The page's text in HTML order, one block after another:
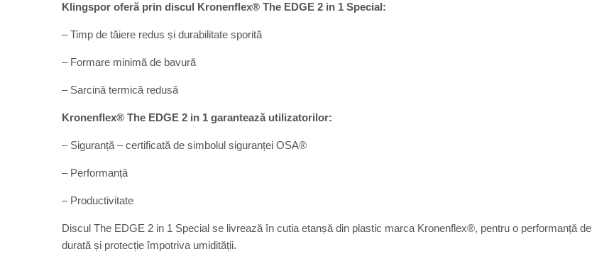
Klingspor oferă prin discul Kronenflex® The EDGE 2 in 1 Special:
– Timp de tăiere redus și durabilitate sporită
– Formare minimă de bavură
– Sarcină termică redusă
Kronenflex® The EDGE 2 in 1 garantează utilizatorilor:
– Siguranță – certificată de simbolul siguranței OSA®
– Performanță
– Productivitate
Discul The EDGE 2 in 1 Special se livrează în cutia etanșă din plastic marca Kronenflex®, pentru o performanță de
durată și protecție împotriva umidității.